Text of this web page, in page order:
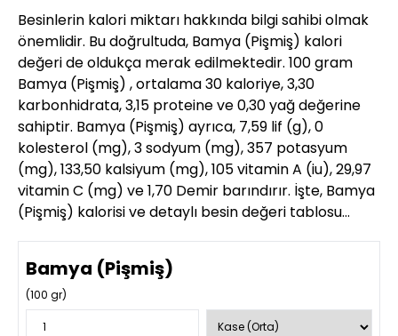
Besinlerin kalori miktarı hakkında bilgi sahibi olmak
önemlidir. Bu doğrultuda, Bamya (Pişmiş) kalori
değeri de oldukça merak edilmektedir. 100 gram
Bamya (Pişmiş) , ortalama 30 kaloriye, 3,30
karbonhidrata, 3,15 proteine ve 0,30 yağ değerine
sahiptir. Bamya (Pişmiş) ayrıca, 7,59 lif (g), 0
kolesterol (mg), 3 sodyum (mg), 357 potasyum
(mg), 133,50 kalsiyum (mg), 105 vitamin A (iu), 29,97
vitamin C (mg) ve 1,70 Demir barındırır. İşte, Bamya
(Pişmiş) kalorisi ve detaylı besin değeri tablosu…
Bamya (Pişmiş)
(100 gr)